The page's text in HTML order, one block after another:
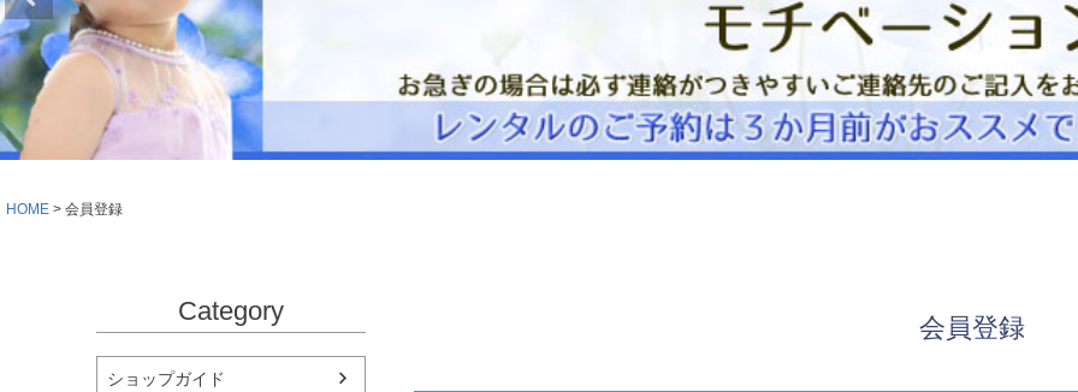
女の子ドレス
小物・アクセ パニエ
アウター
コスチューム
アクセサリー
Recital & Concours
02 サイズの選び方
測り方と目安
Angel's Closetについて
創業2003年からの想い
レンタルの流れ
06 あんしんパック
汚れ・キズ・破損の補償
Atelier
実店舗 つくば店
HOME 会員登録
Category
ショップガイド
会員登録